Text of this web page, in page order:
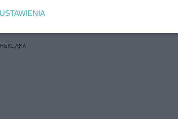
REKLAMA
USTAWIENIA